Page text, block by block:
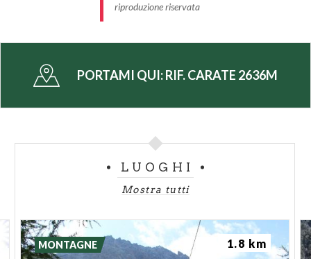
riproduzione riservata
PORTAMI QUI:RIF. CARATE 2636M
LUOGHI
Mostra tutti
MONTAGNE 1.8 km